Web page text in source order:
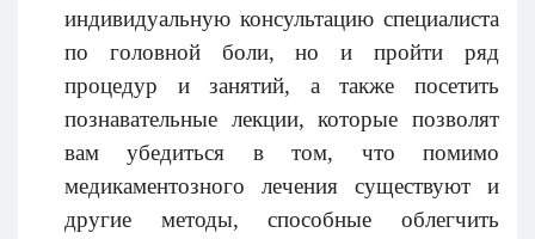
индивидуальную консультацию специалиста
по головной боли, но и пройти ряд
процедур и занятий, а также посетить
познавательные лекции, которые позволят
вам убедиться в том, что помимо
медикаментозного лечения существуют и
другие методы, способные облегчить